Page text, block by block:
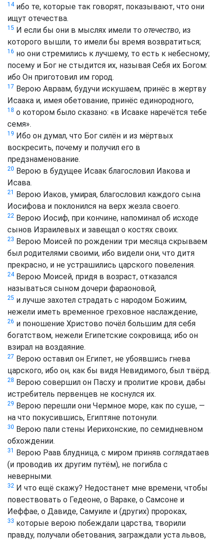
14ибо те, которые так говорят, показывают, что они
ищут отечества.
15 И если бы они в мыслях имели то отечество, из
которого вышли, то имели бы время возвратиться;
16 но они стремились к лучшему, то есть к небесному;
посему и Бог не стыдится их, называя Себя их Богом:
ибо Он приготовил им город.
17 Верою Авраам, будучи искушаем, принёс в жертву
Исаака и, имея обетование, принёс единородного,
18 о котором было сказано: «в Исааке наречётся тебе
семя».
19 Ибо он думал, что Бог силён и из мёртвых
воскресить, почему и получил его в
предзнаменование.
20 Верою в будущее Исаак благословил Иакова и
Исава.
21 Верою Иаков, умирая, благословил каждого сына
Иосифова и поклонился на верх жезла своего.
22 Верою Иосиф, при кончине, напоминал об исходе
сынов Израилевых и завещал о костях своих.
23 Верою Моисей по рождении три месяца скрываем
был родителями своими, ибо видели они, что дитя
прекрасно, и не устрашились царского повеления.
24Верою Моисей, придя в возраст, отказался
называться сыном дочери фараоновой,
25 и лучше захотел страдать с народом Божиим,
нежели иметь временное греховное наслаждение,
26 и поношение Христово почёл большим для себя
богатством, нежели Египетские сокровища; ибо он
взирал на воздаяние.
27 Верою оставил он Египет, не убоявшись гнева
царского, ибо он, как бы видя Невидимого, был твёрд.
28 Верою совершил он Пасху и пролитие крови, дабы
истребитель первенцев не коснулся их.
29 Верою перешли они Чермное море, как по суше, —
на что покусившись, Египтяне потонули.
30 Верою пали стены Иерихонские, по семидневном
обхождении.
31 Верою Раав блудница, с миром приняв соглядатаев
(и проводив их другим путём), не погибла с
неверными.
32 И что ещё скажу? Недостанет мне времени, чтобы
повествовать о Гедеоне, о Вараке, о Самсоне и
Иеффае, о Давиде, Самуиле и (других) пророках,
33 которые верою побеждали царства, творили
правду, получали обетования, заграждали уста львов,